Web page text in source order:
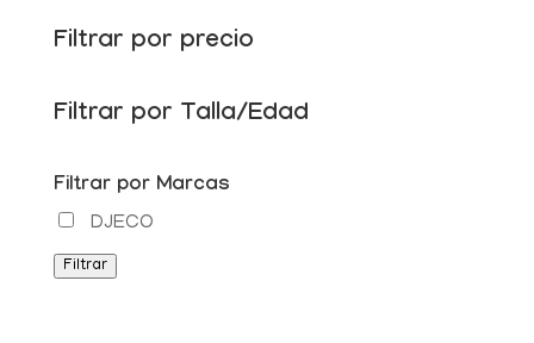
Filtrar por precio
Filtrar por Talla/Edad
Filtrar por Marcas
DJECO
Filtrar